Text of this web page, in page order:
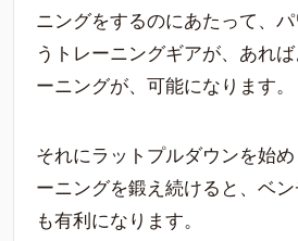
ニングをするのにあたって、
うトレーニングギアが、あれ
ーニングが、可能になります。
それにラットプルダウンを始
ーニングを鍛え続けると、ベ
も有利になります。